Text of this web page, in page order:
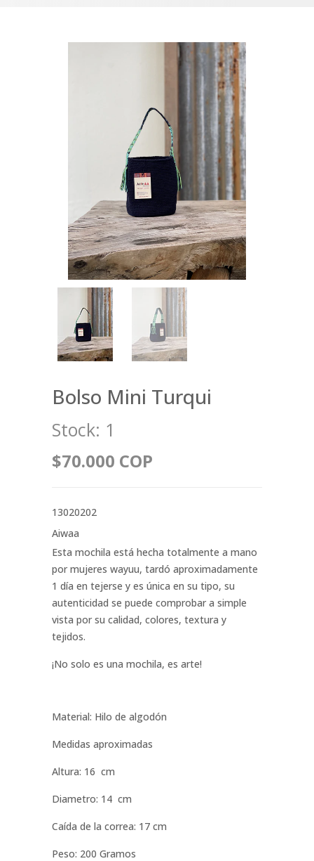
Bolso Mini Turqui
Stock: 1
$70.000 COP
13020202
Aiwaa
Esta mochila está hecha totalmente a mano
por mujeres wayuu, tardó aproximadamente
1 día en tejerse y es única en su tipo, su
autenticidad se puede comprobar a simple
vista por su calidad, colores, textura y
tejidos.
¡No solo es una mochila, es arte!
Material: Hilo de algodón
Medidas aproximadas
Altura: 16 cm
Diametro: 14 cm
Caída de la correa: 17 cm
Peso: 200 Gramos